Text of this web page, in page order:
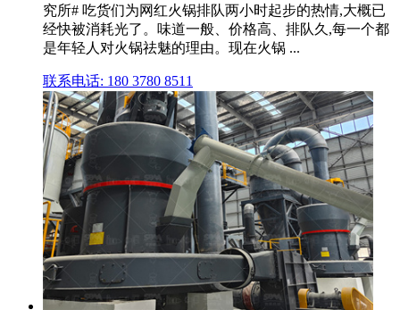
究所# 吃货们为网红火锅排队两小时起步的热情,大概已
经快被消耗光了。味道一般、价格高、排队久,每一个都
是年轻人对火锅祛魅的理由。现在火锅 ...
联系电话: 180 3780 8511